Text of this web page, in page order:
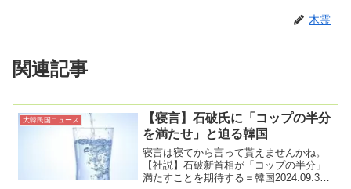
木霊
関連記事
大韓民国ニュース
【寝言】石破氏に「コップの半分
を満たせ」と迫る韓国
寝言は寝てから言って貰えませんかね。
【社説】石破新首相が「コップの半分」
満たすことを期待する＝韓国2024.09.30